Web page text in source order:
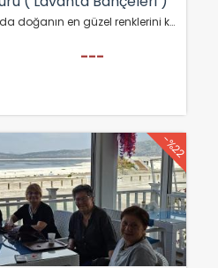
Mis kokulu lavanta tarlalarında doğanın en güzel renklerini keşfedip Burdur'un Maldivleri olarak bilinen Salda Gölü'nü Seyahat53 Ailesi ile keşfetmeye hazır olun!…
---
-%22